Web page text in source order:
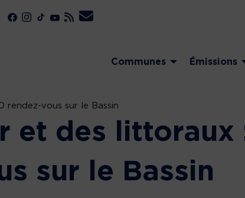
Communes Émissions
vous sur le Bassin
et des littoraux
sur le Bassin